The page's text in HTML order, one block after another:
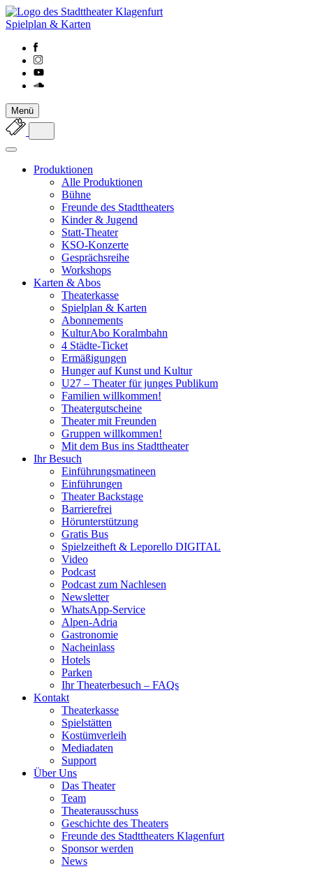
Spielplan & Karten
Menü
Produktionen
Alle Produktionen
Bühne
Freunde des Stadttheaters
Kinder & Jugend
Statt-Theater
KSO-Konzerte
Gesprächsreihe
Workshops
Karten & Abos
Theaterkasse
Spielplan & Karten
Abonnements
KulturAbo Koralmbahn
4 Städte-Ticket
Ermäßigungen
Hunger auf Kunst und Kultur
U27 – Theater für junges Publikum
Familien willkommen!
Theatergutscheine
Theater mit Freunden
Gruppen willkommen!
Mit dem Bus ins Stadttheater
Ihr Besuch
Einführungsmatineen
Einführungen
Theater Backstage
Barrierefrei
Hörunterstützung
Gratis Bus
Spielzeitheft & Leporello DIGITAL
Video
Podcast
Podcast zum Nachlesen
Newsletter
WhatsApp-Service
Alpen-Adria
Gastronomie
Nacheinlass
Hotels
Parken
Ihr Theaterbesuch – FAQs
Kontakt
Theaterkasse
Spielstätten
Kostümverleih
Mediadaten
Support
Über Uns
Das Theater
Team
Theaterausschuss
Geschichte des Theaters
Freunde des Stadttheaters Klagenfurt
Sponsor werden
News